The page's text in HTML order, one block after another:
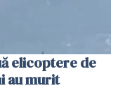
elicoptere de
au murit